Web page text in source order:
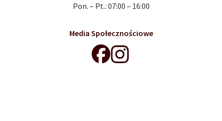
Pon. – Pt.: 07:00 – 16:00
Media Społecznościowe